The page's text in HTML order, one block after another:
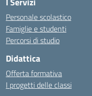
Personale scolastico
Famiglie e studenti
Percorsi di studio
Didattica
Offerta formativa
I progetti delle classi